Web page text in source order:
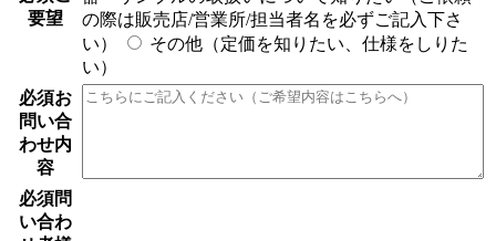
要望
の際は販売店/営業所/担当者名を必ずご記入下さ
い）
その他（定価を知りたい、仕様をしりた
い）
必須お
問い合
わせ内
容
必須問
い合わ